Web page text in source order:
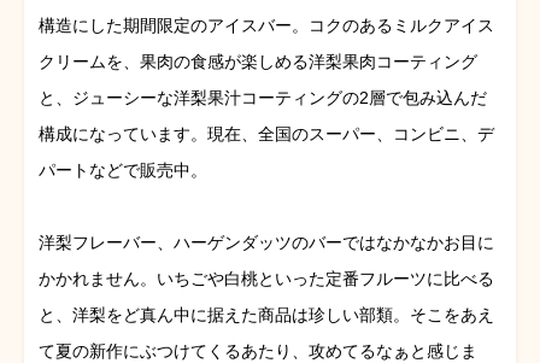
構造にした期間限定のアイスバー。コクのあるミルクアイス
クリームを、果肉の食感が楽しめる洋梨果肉コーティング
と、ジューシーな洋梨果汁コーティングの2層で包み込んだ
構成になっています。現在、全国のスーパー、コンビニ、デ
パートなどで販売中。
洋梨フレーバー、ハーゲンダッツのバーではなかなかお目に
かかれません。いちごや白桃といった定番フルーツに比べる
と、洋梨をど真ん中に据えた商品は珍しい部類。そこをあえ
て夏の新作にぶつけてくるあたり、攻めてるなぁと感じま